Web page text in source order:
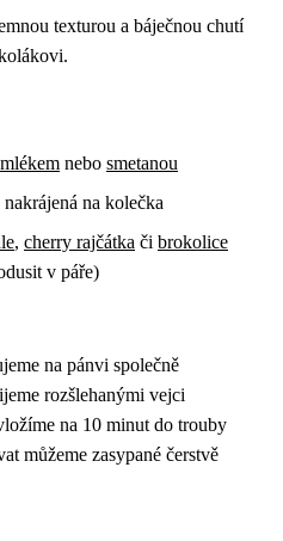
texturou a báječnou chutí
mlékem nebo smetanou
nakrájená na kolečka
, cherry rajčátka či brokolice
v páře)
na pánvi společně
rozšlehanými vejci
na 10 minut do trouby
můžeme zasypané čerstvě